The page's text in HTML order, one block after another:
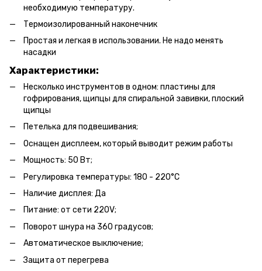
необходимую температуру.
Термоизолированный наконечник
Простая и легкая в использовании. Не надо менять
насадки
Характеристики:
Несколько инструментов в одном: пластины для
гофрирования, щипцы для спиральной завивки, плоский
щипцы
Петелька для подвешивания;
Оснащен дисплеем, который выводит режим работы
Мощность: 50 Вт;
Регулировка температуры: 180 - 220°C
Наличие дисплея: Да
Питание: от сети 220V;
Поворот шнура на 360 градусов;
Автоматическое выключение;
Защита от перегрева